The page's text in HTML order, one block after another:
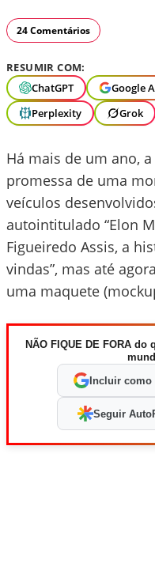
24 Comentários
RESUMIR COM:
ChatGPT
Google
Perplexity
Grok
Há mais de um ano,
promessa de uma
veículos
autointitulado “Elon
Figueiredo Assis, a
vindas”, mas até
uma maquete
NÃO FIQUE DE FORA
Incluir
Seguir